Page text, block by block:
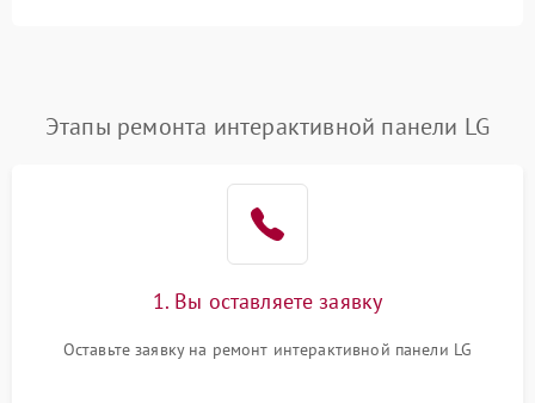
Этапы ремонта интерактивной панели LG
1. Вы оставляете заявку
Оставьте заявку на ремонт интерактивной панели LG